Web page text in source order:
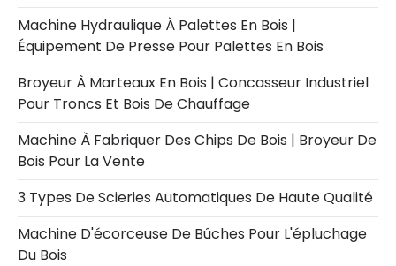
Machine Hydraulique À Palettes En Bois |
Équipement De Presse Pour Palettes En Bois
Broyeur À Marteaux En Bois | Concasseur Industriel
Pour Troncs Et Bois De Chauffage
Machine À Fabriquer Des Chips De Bois | Broyeur De
Bois Pour La Vente
3 Types De Scieries Automatiques De Haute Qualité
Machine D'écorceuse De Bûches Pour L'épluchage
Du Bois